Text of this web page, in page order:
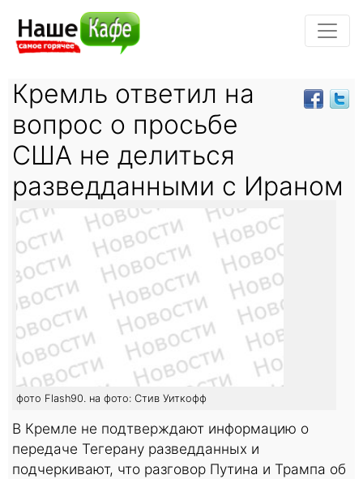
Кремль ответил на
вопрос о просьбе
США не делиться
разведданными с Ираном
фото Flash90. на фото: Стив Уиткофф
В Кремле не подтверждают информацию о
передаче Тегерану разведданных и
подчеркивают, что разговор Путина и Трампа об